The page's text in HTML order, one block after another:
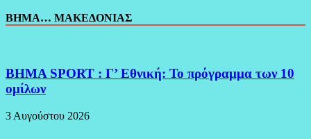
ΒΗΜΑ… ΜΑΚΕΔΟΝΙΑΣ
BHMA SPORT : Γ’ Εθνική: Το πρόγραμμα των 10
ομίλων
3 Αυγούστου 2026